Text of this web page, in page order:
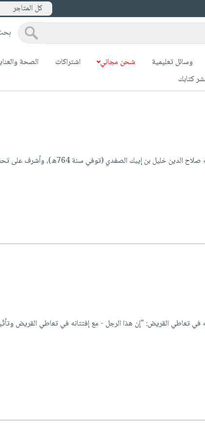
كل المتاجر
وسائل تعليمية شحن مجاني اشتراكات الصحة
كتابك
(كتاب الوافي بالوفيات) عمل توثيقي وموسوعي ضخم وغني بالمعلومات
في تعاطي القريض: "إن هذا الرجل - مع إفتتانه في تعاطي القريض